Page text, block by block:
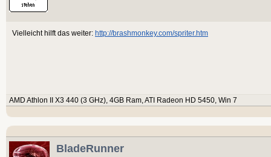
Vielleicht hilft das weiter: http://brashmonkey.com/spriter.htm
AMD Athlon II X3 440 (3 GHz), 4GB Ram, ATI Radeon HD 5450, Win 7
BladeRunner